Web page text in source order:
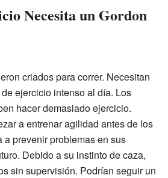
Necesita un Gordon
criados para correr. Necesitan
ejercicio intenso al día. Los
hacer demasiado ejercicio.
a entrenar agilidad antes de los
a prevenir problemas en sus
Debido a su instinto de caza,
sin supervisión. Podrían seguir un